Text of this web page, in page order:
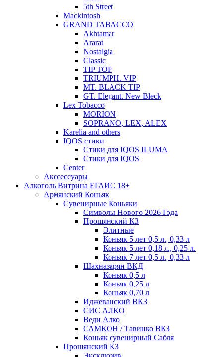
5th Street
Mackintosh
GRAND TABACCO
Akhtamar
Ararat
Nostalgia
Classic
TIP TOP
TRIUMPH. VIP
MT. BLACK TIP
GT. Elegant. New Bleck
Lex Tobacco
MORION
SOPRANO, LEX, ALEX
Karelia and others
IQOS стики
Стики для IQOS ILUMA
Стики для IQOS
Сenter
Акссессуары
Алкоголь Витрина ЕГАИС 18+
Армянский Коньяк
Сувенирные Коньяки
Символы Нового 2026 Года
Прошянский КЗ
Элитные
Коньяк 5 лет 0,5 л., 0,33 л
Коньяк 5 лет 0,18 л., 0,25 л.
Коньяк 7 лет 0,5 л., 0,33 л
Шахназарян ВКД
Коньяк 0,5 л
Коньяк 0,25 л
Коньяк 0,70 л
Иджеванский ВКЗ
СИС АЛКО
Веди Алко
САМКОН / Тавинко ВКЗ
Коньяк сувенирный Сабля
Прошянский КЗ
Эксклюзив